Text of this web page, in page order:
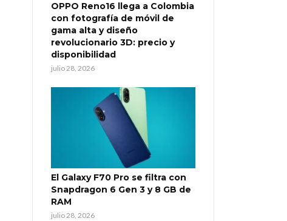
OPPO Reno16 llega a Colombia
con fotografía de móvil de
gama alta y diseño
revolucionario 3D: precio y
disponibilidad
julio 28, 2026
El Galaxy F70 Pro se filtra con
Snapdragon 6 Gen 3 y 8 GB de
RAM
julio 28, 2026